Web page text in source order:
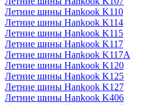
Летние шины Hankook K110
Летние шины Hankook K114
Летние шины Hankook K115
Летние шины Hankook K117
Летние шины Hankook K117A
Летние шины Hankook K120
Летние шины Hankook K125
Летние шины Hankook K127
Летние шины Hankook K406